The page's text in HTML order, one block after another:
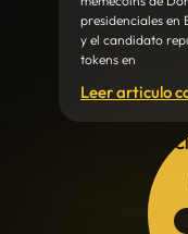
presidenciales en
y el candidato
tokens en
Leer articulo